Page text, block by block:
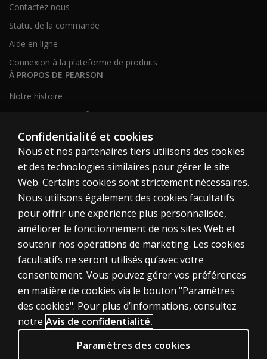
Contactez nous
Statut de la commande
Aide en ligne
Connexion à la plateforme de produits
À PROPOS DE PEARSON
Notre histoire
Notre site corporatif
À propos de nous
Plan du site
Canada
Témoins
Conditions d'utilisation
Vie privée
Informations sur les brevets
Confidentialité et cookies
Nous et nos partenaires tiers utilisons des cookies
et des technologies similaires pour gérer le site
Web. Certains cookies sont strictement nécessaires.
Nous utilisons également des cookies facultatifs
pour offrir une expérience plus personnalisée,
améliorer le fonctionnement de nos sites Web et
soutenir nos opérations de marketing. Les cookies
facultatifs ne seront utilisés qu’avec votre
consentement. Vous pouvez gérer vos préférences
en matière de cookies via le bouton "Paramètres
des cookies". Pour plus d’informations, consultez
notre Avis de confidentialité.
Paramètres des cookies